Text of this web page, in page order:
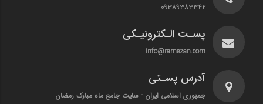
۰۹۳۸۹۳۸۳۳۴۲
پسـت الـکترونیـکی
info@ramezan.com
آدرس پسـتی
جمهوری اسلامی ایران - سایت جامع ماه مبارک رمضان